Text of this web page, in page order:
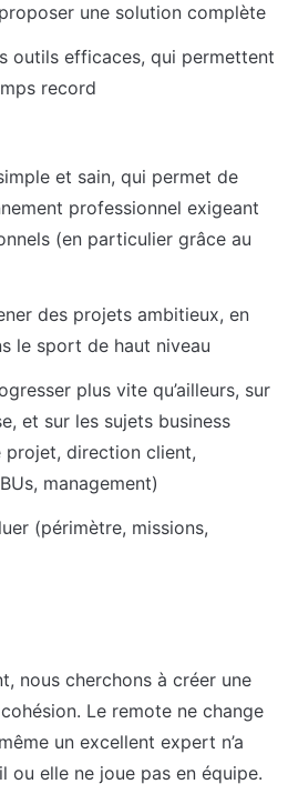
une solution complète
outils efficaces, qui permettent
record
et sain, qui permet de
professionnel exigeant
(en particulier grâce au
des projets ambitieux, en
le sport de haut niveau
plus vite qu’ailleurs, sur
et sur les sujets business
projet, direction client,
management)
(périmètre, missions,
nous cherchons à créer une
Le remote ne change
un excellent expert n’a
ou elle ne joue pas en équipe.